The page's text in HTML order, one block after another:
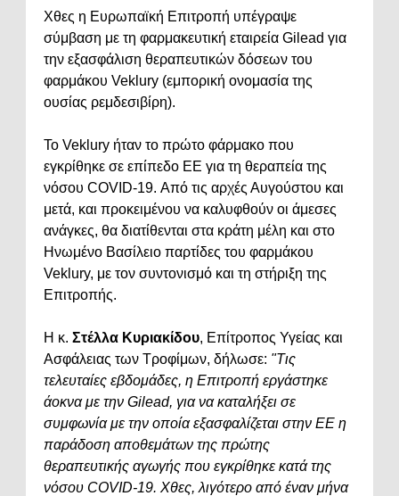
Χθες η Ευρωπαϊκή Επιτροπή υπέγραψε
σύμβαση με τη φαρμακευτική εταιρεία Gilead για
την εξασφάλιση θεραπευτικών δόσεων του
φαρμάκου Veklury (εμπορική ονομασία της
ουσίας ρεμδεσιβίρη).
Το Veklury ήταν το πρώτο φάρμακο που
εγκρίθηκε σε επίπεδο ΕΕ για τη θεραπεία της
νόσου COVID-19. Από τις αρχές Αυγούστου και
μετά, και προκειμένου να καλυφθούν οι άμεσες
ανάγκες, θα διατίθενται στα κράτη μέλη και στο
Ηνωμένο Βασίλειο παρτίδες του φαρμάκου
Veklury, με τον συντονισμό και τη στήριξη της
Επιτροπής.
Η κ. Στέλλα Κυριακίδου, Επίτροπος Υγείας και
Ασφάλειας των Τροφίμων, δήλωσε: "Τις
τελευταίες εβδομάδες, η Επιτροπή εργάστηκε
άοκνα με την Gilead, για να καταλήξει σε
συμφωνία με την οποία εξασφαλίζεται στην ΕΕ η
παράδοση αποθεμάτων της πρώτης
θεραπευτικής αγωγής που εγκρίθηκε κατά της
νόσου COVID-19. Χθες, λιγότερο από έναν μήνα